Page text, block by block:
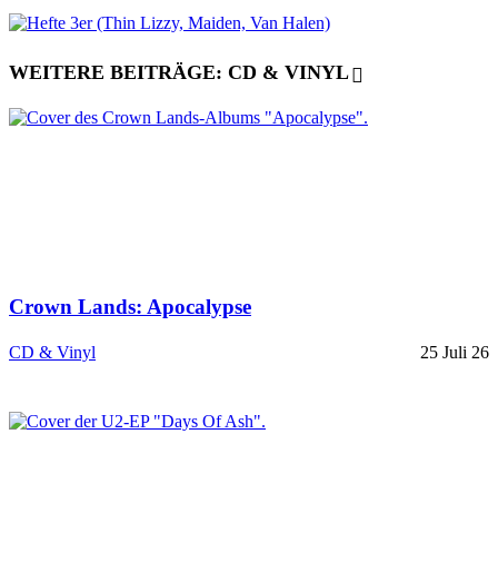
WEITERE BEITRÄGE: CD & VINYL
Crown Lands: Apocalypse
CD & Vinyl 25 Juli 26